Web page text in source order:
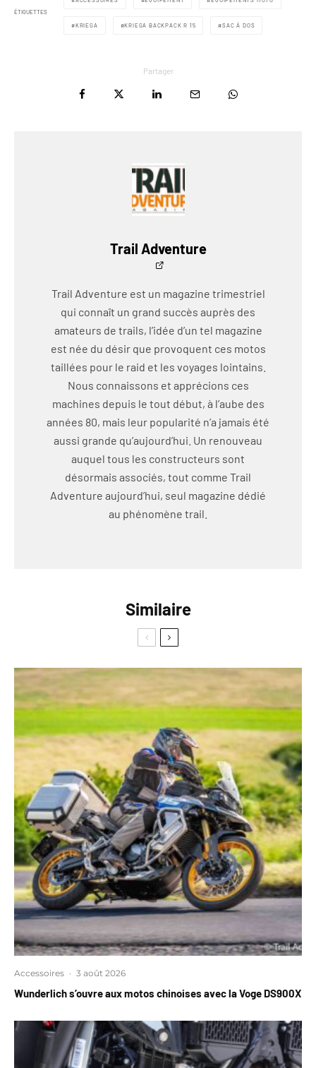
ÉTIQUETTES
KRIEGA KRIEGA BACKPACK R 15 SAC À DOS
Partager
Trail Adventure
Trail Adventure est un magazine trimestriel
qui connaît un grand succès auprès des
amateurs de trails, l’idée d’un tel magazine
est née du désir que provoquent ces motos
taillées pour le raid et les voyages lointains.
Nous connaissons et apprécions ces
machines depuis le tout début, à l’aube des
années 80, mais leur popularité n’a jamais été
aussi grande qu’aujourd’hui. Un renouveau
auquel tous les constructeurs sont
désormais associés, tout comme Trail
Adventure aujourd’hui, seul magazine dédié
au phénomène trail.
Similaire
Accessoires · 3 août 2026
Wunderlich s’ouvre aux motos chinoises avec la Voge DS900X